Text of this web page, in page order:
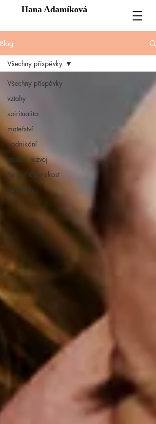
Hana Adamíková
Blog
Všechny příspěvky
vztahy
spiritualita
mateřství
podnikání
osobní rozvoj
ženství a ženskost
ze života
Všechny příspěvky